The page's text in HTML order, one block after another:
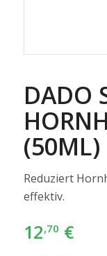
DADO
(50ML)
Reduziert
effektiv.
12,70 €